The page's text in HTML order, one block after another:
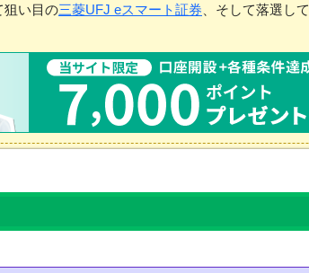
狙い目の三菱UFJ eスマート証券 、そして落選し